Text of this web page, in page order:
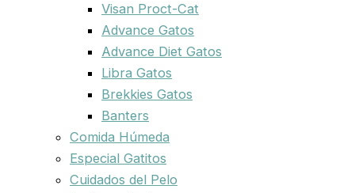
Visan Proct-Cat
Advance Gatos
Advance Diet Gatos
Libra Gatos
Brekkies Gatos
Banters
Comida Húmeda
Especial Gatitos
Cuidados del Pelo